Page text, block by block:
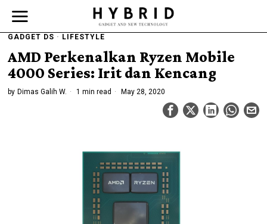
GADGET DS · LIFESTYLE
AMD Perkenalkan Ryzen Mobile
4000 Series: Irit dan Kencang
by Dimas Galih W. 1 min read May 28, 2020